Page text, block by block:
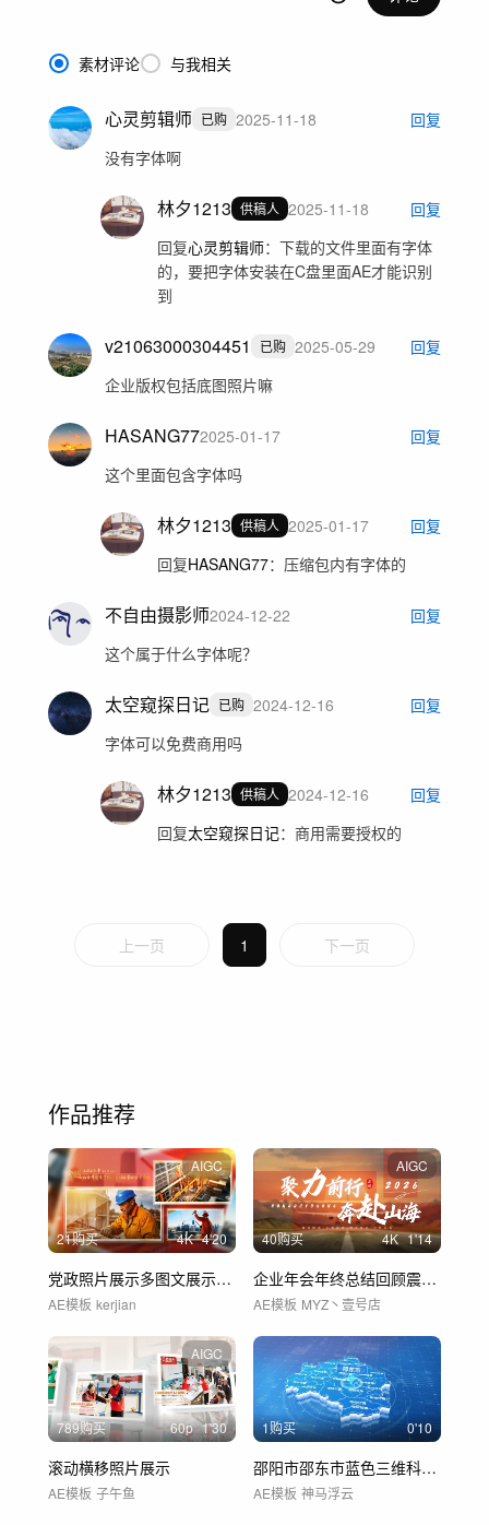
素材评论 与我相关
心灵剪辑师 已购 2025-11-18
回复
没有字体啊
林夕1213 供稿人 2025-11-18
回复
回复心灵剪辑师： 下载的文件里面有字体
的，要把字体安装在C盘里面AE才能识别
到
v21063000304451 已购 2025-05-29
回复
企业版权包括底图照片嘛
HASANG772025-01-17
回复
这个里面包含字体吗
林夕1213 供稿人 2025-01-17
回复
回复HASANG77： 压缩包内有字体的
不自由摄影师2024-12-22
回复
这个属于什么字体呢？
太空窥探日记 已购 2024-12-16
回复
字体可以免费商用吗
林夕1213 供稿人 2024-12-16
回复
回复太空窥探日记： 商用需要授权的
上一页 1 下一页
作品推荐
AIGC
21购买 4K 4'20
党政照片展示多图文展示党建图片墙AE模板
AE模板 kerjian
AIGC
40购买 4K 1'14
企业年会年终总结回顾震撼开场片头
AE模板 MYZ丶壹号店
AIGC
789购买 60p 1'30
滚动横移照片展示
AE模板 子午鱼
1购买 0'10
邵阳市邵东市蓝色三维科技区位地图
AE模板 神马浮云